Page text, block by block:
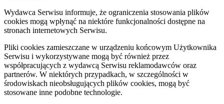
Wydawca Serwisu informuje, że ograniczenia stosowania plików
cookies mogą wpłynąć na niektóre funkcjonalności dostępne na
stronach internetowych Serwisu.
Pliki cookies zamieszczane w urządzeniu końcowym Użytkownika
Serwisu i wykorzystywane mogą być również przez
współpracujących z wydawcą Serwisu reklamodawców oraz
partnerów. W niektórych przypadkach, w szczególności w
środowiskach nieobsługujących plików cookies, mogą być
stosowane inne podobne technologie.